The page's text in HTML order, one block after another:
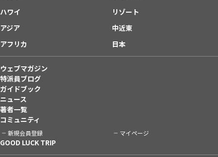
ハワイ
リゾート
アジア
中近東
アフリカ
日本
ウェブマガジン
特派員ブログ
ガイドブック
ニュース
著者一覧
コミュニティ
新規会員登録 マイページ
GOOD LUCK TRIP